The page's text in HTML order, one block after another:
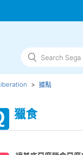
據點
獵食